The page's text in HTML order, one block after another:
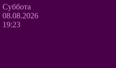
Суббота
08.08.2026
19:23